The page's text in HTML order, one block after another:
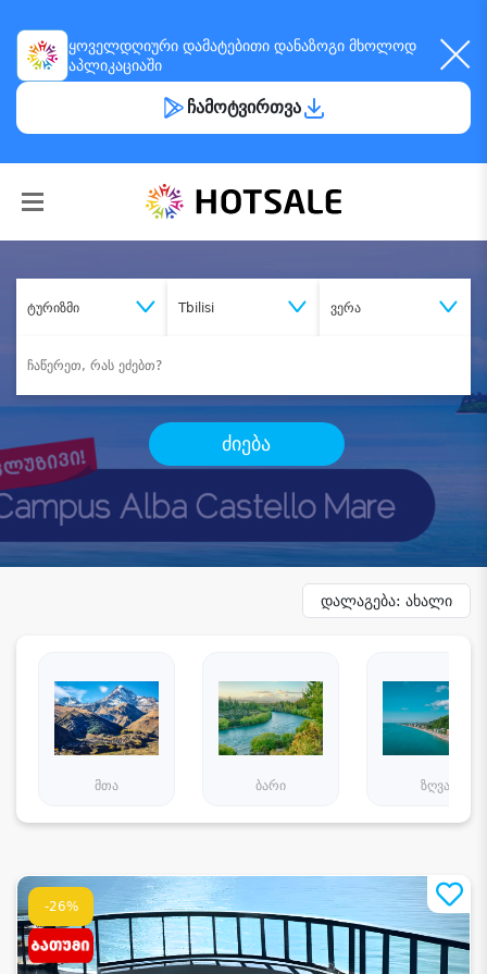
ყოველდღიური დამატებითი დანაზოგი მხოლოდ
აპლიკაციაში
ჩამოტვირთვა
ტურიზმი Tbilisi ვერა
ძიება
დალაგება: ახალი
მთა ბარი ზღვა
-26%